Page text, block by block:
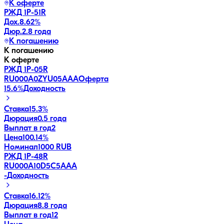
К оферте
РЖД 1Р-51R
Дох.8.62%
Дюр.2.8 года
К погашению
К погашению
К оферте
РЖД 1Р-05R
RU000A0ZYU05AAAОферта
15.6%Доходность
Ставка15.3%
Дюрация0.5 года
Выплат в год2
Цена100.14%
Номинал1000 RUB
РЖД 1Р-48R
RU000A10D5C5AAA
-Доходность
Ставка16.12%
Дюрация8.8 года
Выплат в год12